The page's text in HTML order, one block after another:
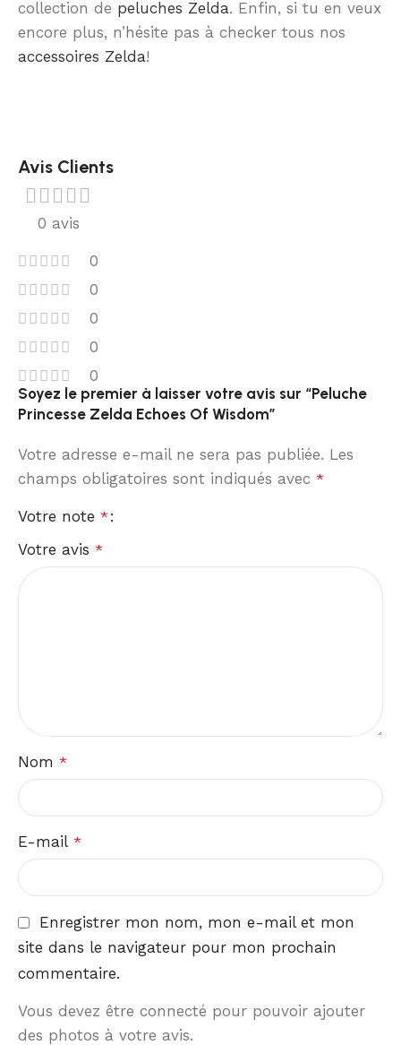
collection de peluches Zelda. Enfin, si tu en veux
encore plus, n’hésite pas à checker tous nos
accessoires Zelda!
Avis Clients
0 avis
0
0
0
0
0
Soyez le premier à laisser votre avis sur “Peluche
Princesse Zelda Echoes Of Wisdom”
Votre adresse e-mail ne sera pas publiée. Les
champs obligatoires sont indiqués avec *
Votre note *
Votre avis *
Nom *
E-mail *
Enregistrer mon nom, mon e-mail et mon
site dans le navigateur pour mon prochain
commentaire.
Vous devez être connecté pour pouvoir ajouter
des photos à votre avis.